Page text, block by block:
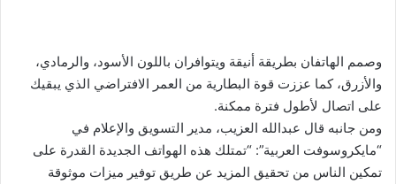
وصمم الهاتفان بطريقة أنيقة ويتوافران باللون الأسود، والرمادي،
والأزرق، كما عززت قوة البطارية من العمر الافتراضي الذي يبقيك
على اتصال لأطول فترة ممكنة.
ومن جانبه قال عبدالله العزيب، مدير التسويق والإعلام في
“مايكروسوفت العربية”: “تمتلك هذه الهواتف الجديدة القدرة على
تمكين الناس من تحقيق المزيد عن طريق توفير ميزات موثوقة